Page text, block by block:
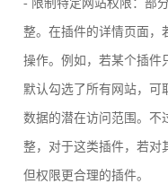
- 限制特定网站权限：部
整。在插件的详情页面，
操作。例如，若某个插件
默认勾选了所有网站，可
数据的潜在访问范围。不
整，对于这类插件，若对
但权限更合理的插件。